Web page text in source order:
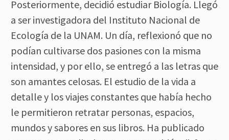
Posteriormente, decidió estudiar Biología. Llegó
a ser investigadora del Instituto Nacional de
Ecología de la UNAM. Un día, reflexionó que no
podían cultivarse dos pasiones con la misma
intensidad, y por ello, se entregó a las letras que
son amantes celosas. El estudio de la vida a
detalle y los viajes constantes que había hecho
le permitieron retratar personas, espacios,
mundos y sabores en sus libros. Ha publicado